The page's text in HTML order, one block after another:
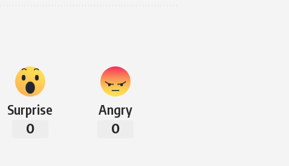
Surprise
0
Angry
0